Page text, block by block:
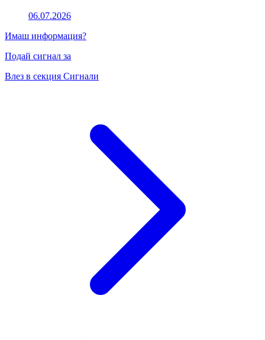
06.07.2026
Имаш информация?
Подай сигнал за
Влез в секция Сигнали